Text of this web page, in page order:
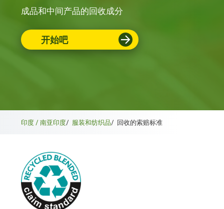
成品和中间产品的回收成分
开始吧
印度 / 南亚 /
印度 服装和纺织品/ 回收的索赔标准